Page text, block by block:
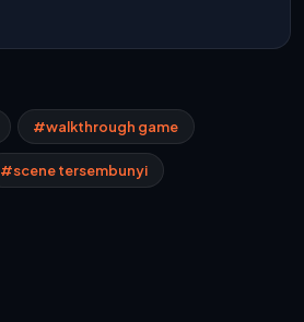
#walkthrough game
#scene tersembunyi